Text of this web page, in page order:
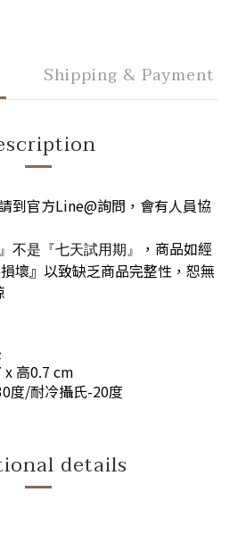
Shipping & Payment
到官方Line@詢問，會有人員協
不是『七天試用期』
，商品如經
壞』以致缺乏商品完整性，恕無
x 高0.7 cm
度/耐冷攝氏-20度
details